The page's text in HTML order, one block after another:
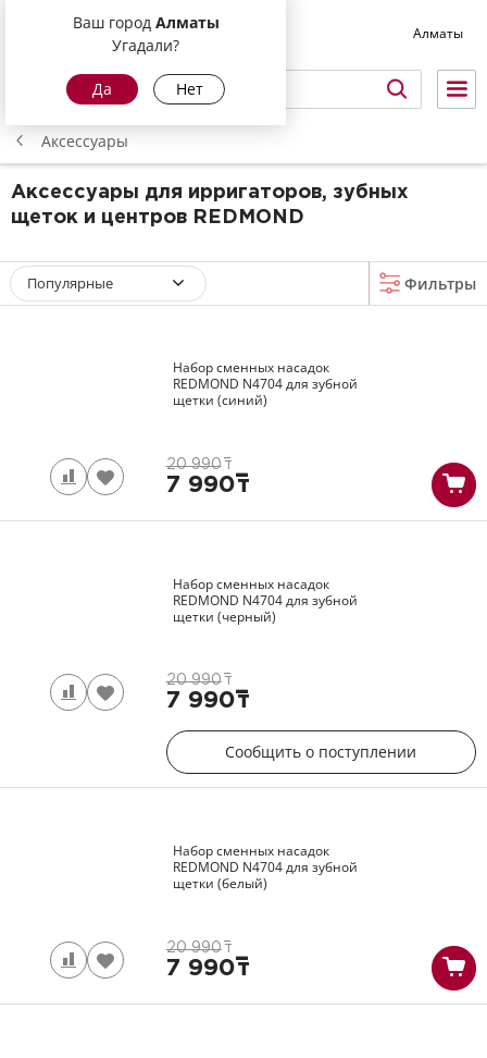
Ваш город Алматы
Угадали?
Да Нет
Алматы
Аксессуары
Аксессуары для ирригаторов, зубных
щеток и центров REDMOND
Популярные Фильтры
Набор сменных насадок
REDMOND N4704для зубной
щетки (синий)
20 990 т
7 990т
Набор сменных насадок
REDMOND N4704для зубной
щетки (черный)
20 990 т
7 990т
Сообщить о поступлении
Набор сменных насадок
REDMOND N4704для зубной
щетки (белый)
20 990 т
7 990т